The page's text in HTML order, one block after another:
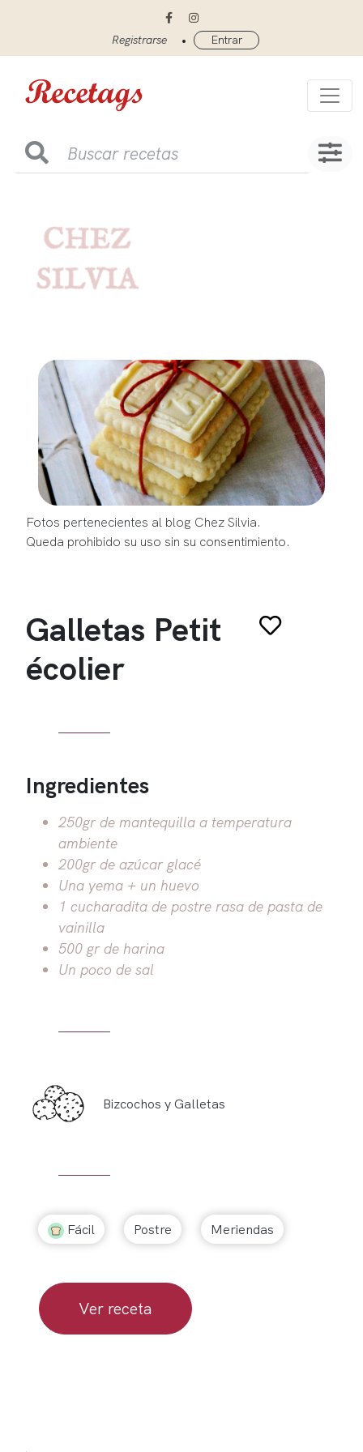
Registrarse • Entrar
Fotos pertenecientes al blog Chez Silvia.
Queda prohibido su uso sin su consentimiento.
Galletas Petit
écolier
Ingredientes
250gr de mantequilla a temperatura
ambiente
200gr de azúcar glacé
Una yema + un huevo
1 cucharadita de postre rasa de pasta de
vainilla
500 gr de harina
Un poco de sal
Bizcochos y Galletas
Fácil Postre Meriendas
Ver receta